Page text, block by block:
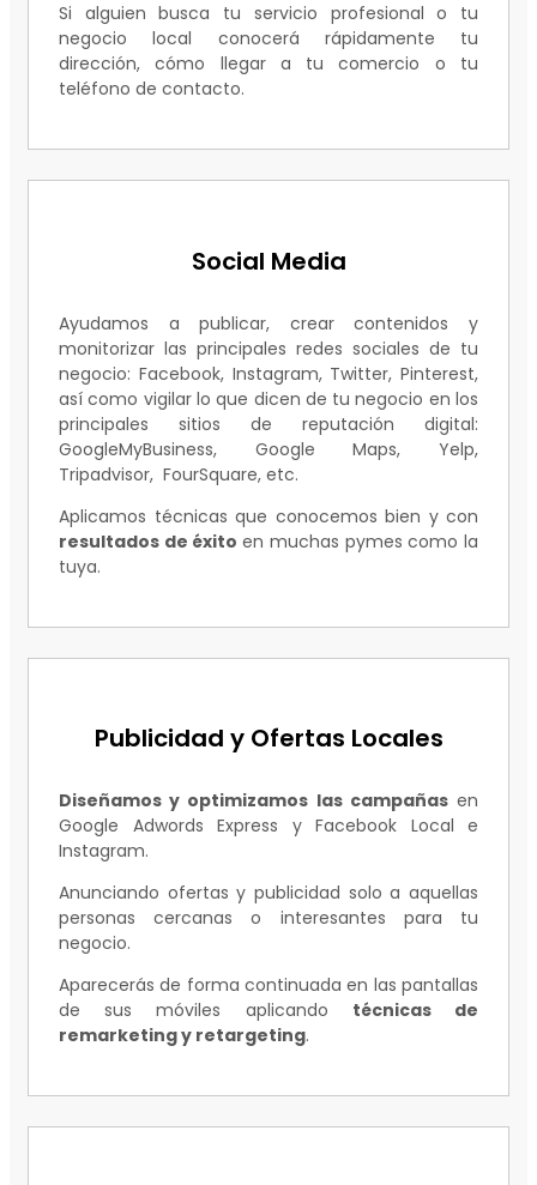
Si alguien busca tu servicio profesional o tu
negocio local conocerá rápidamente tu
dirección, cómo llegar a tu comercio o tu
teléfono de contacto.
Social Media
Ayudamos a publicar, crear contenidos y
monitorizar las principales redes sociales de tu
negocio: Facebook, Instagram, Twitter, Pinterest,
así como vigilar lo que dicen de tu negocio en los
principales sitios de reputación digital:
GoogleMyBusiness, Google Maps, Yelp,
Tripadvisor, FourSquare, etc.
Aplicamos técnicas que conocemos bien y con
resultados de éxitoen muchas pymes como la
tuya.
Publicidad y Ofertas Locales
Diseñamos y optimizamos las campañasen
Google Adwords Express y Facebook Local e
Instagram.
Anunciando ofertas y publicidad solo a aquellas
personas cercanas o interesantes para tu
negocio.
Aparecerás de forma continuada en las pantallas
de sus móviles aplicando técnicas de
remarketing y retargeting.